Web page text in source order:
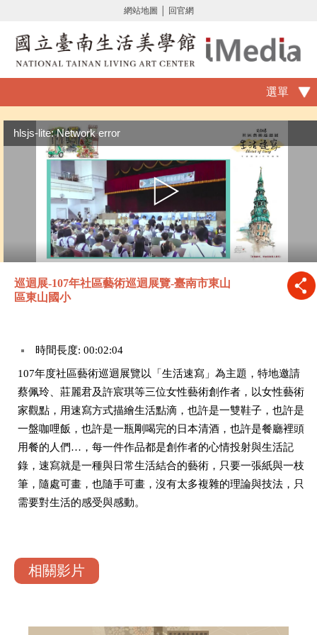
網站地圖 回官網
選單
hlsjs-lite: Network error
巡迴展-107年社區藝術巡迴展覽-臺南市東山
區東山國小
時間長度: 00:02:04
107年度社區藝術巡迴展覽以「生活速寫」為主題，特地邀請
蔡佩玲、莊麗君及許宸琪等三位女性藝術創作者，以女性藝術
家觀點，用速寫方式描繪生活點滴，也許是一雙鞋子，也許是
一盤咖哩飯，也許是一瓶剛喝完的日本清酒，也許是餐廳裡頭
用餐的人們…，每一件作品都是創作者的心情投射與生活記
錄，速寫就是一種與日常生活結合的藝術，只要一張紙與一枝
筆，隨處可畫，也隨手可畫，沒有太多複雜的理論與技法，只
需要對生活的感受與感動。
相關影片